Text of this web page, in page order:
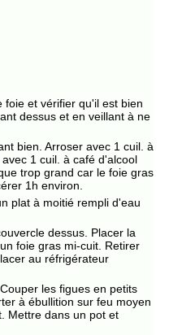
et vérifier qu'il est bien
dessus et en veillant à ne
bien. Arroser avec 1 cuil. à
1 cuil. à café d'alcool
trop grand car le foie gras
1h environ.
plat à moitié rempli d'eau
dessus. Placer la
foie gras mi-cuit. Retirer
au réfrigérateur
les figues en petits
à ébullition sur feu moyen
Mettre dans un pot et